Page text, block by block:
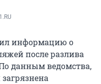
информацию о
после разлива
данным ведомства,